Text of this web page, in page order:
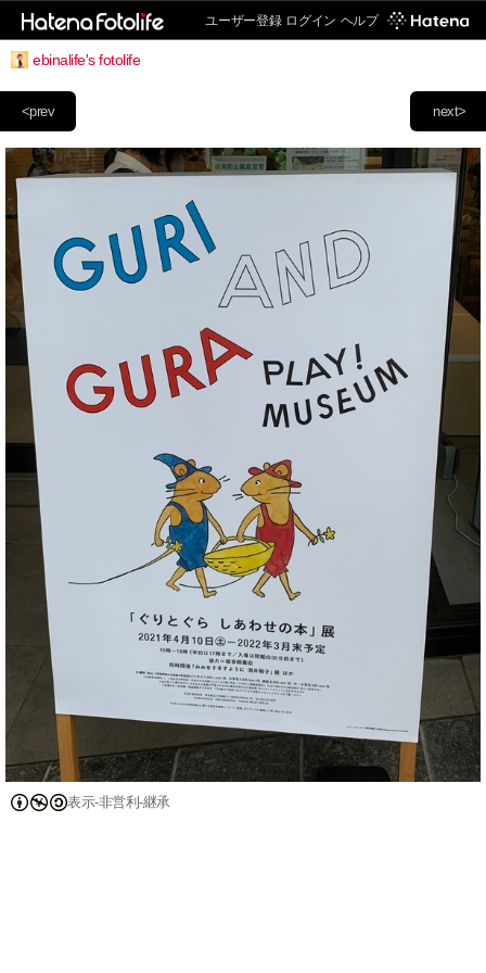
ユーザー登録 ログイン ヘルプ
ebinalife's fotolife
next>
<prev
表示-非営利-継承